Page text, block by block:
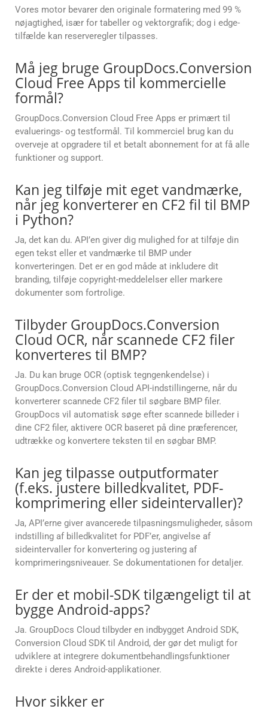
Vores motor bevarer den originale formatering med 99 %
nøjagtighed, især for tabeller og vektorgrafik; dog i edge-
tilfælde kan reserveregler tilpasses.
Må jeg bruge GroupDocs.Conversion
Cloud Free Apps til kommercielle
formål?
GroupDocs.Conversion Cloud Free Apps er primært til
evaluerings- og testformål. Til kommerciel brug kan du
overveje at opgradere til et betalt abonnement for at få alle
funktioner og support.
Kan jeg tilføje mit eget vandmærke,
når jeg konverterer en CF2 fil til BMP
i Python?
Ja, det kan du. API’en giver dig mulighed for at tilføje din
egen tekst eller et vandmærke til BMP under
konverteringen. Det er en god måde at inkludere dit
branding, tilføje copyright-meddelelser eller markere
dokumenter som fortrolige.
Tilbyder GroupDocs.Conversion
Cloud OCR, når scannede CF2 filer
konverteres til BMP?
Ja. Du kan bruge OCR (optisk tegngenkendelse) i
GroupDocs.Conversion Cloud API-indstillingerne, når du
konverterer scannede CF2 filer til søgbare BMP filer.
GroupDocs vil automatisk søge efter scannede billeder i
dine CF2 filer, aktivere OCR baseret på dine præferencer,
udtrække og konvertere teksten til en søgbar BMP.
Kan jeg tilpasse outputformater
(f.eks. justere billedkvalitet, PDF-
komprimering eller sideintervaller)?
Ja, API’erne giver avancerede tilpasningsmuligheder, såsom
indstilling af billedkvalitet for PDF’er, angivelse af
sideintervaller for konvertering og justering af
komprimeringsniveauer. Se dokumentationen for detaljer.
Er der et mobil-SDK tilgængeligt til at
bygge Android-apps?
Ja. GroupDocs Cloud tilbyder en indbygget Android SDK,
Conversion Cloud SDK til Android, der gør det muligt for
udviklere at integrere dokumentbehandlingsfunktioner
direkte i deres Android-applikationer.
Hvor sikker er